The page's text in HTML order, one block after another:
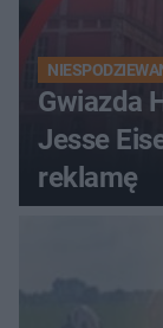
Gwiazda
Jesse
reklamę